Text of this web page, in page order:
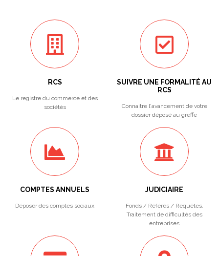
RCS
Le registre du commerce et des
sociétés
SUIVRE UNE FORMALITÉ AU
RCS
Connaitre l'avancement de votre
dossier déposé au greffe
COMPTES ANNUELS
Déposer des comptes sociaux
JUDICIAIRE
Fonds / Référés / Requêtes.
Traitement de difficultés des
entreprises